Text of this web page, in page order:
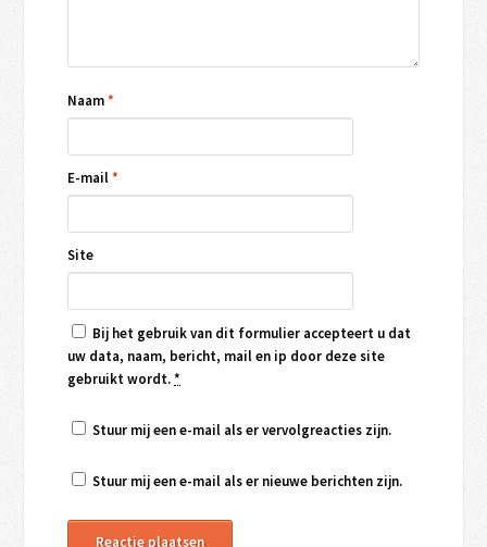
Naam*
E-mail*
Site
Bij het gebruik van dit formulier accepteert u dat
uw data, naam, bericht, mail en ip door deze site
gebruikt wordt.*
Stuur mij een e-mail als er vervolgreacties zijn.
Stuur mij een e-mail als er nieuwe berichten zijn.